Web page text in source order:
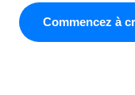
Commencez à